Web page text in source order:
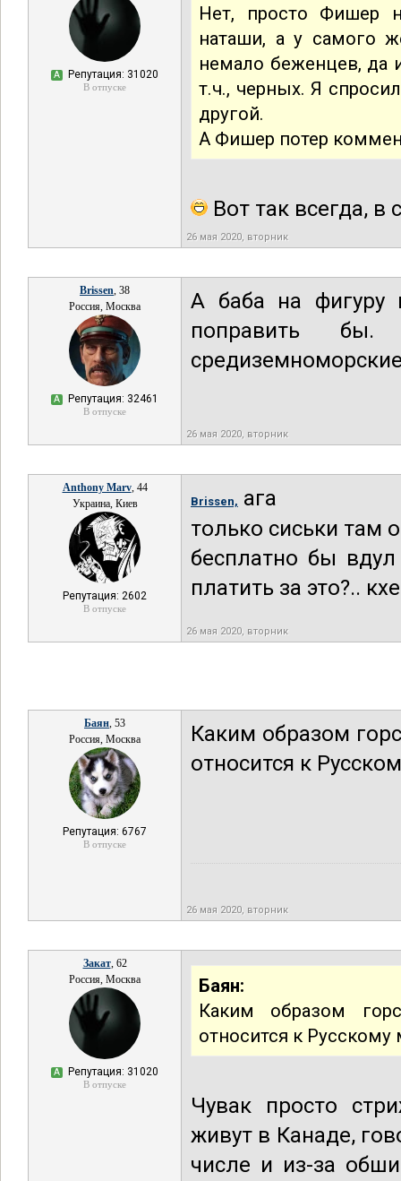
А Репутация: 31020
В отпуске
Нет, просто Фишер
наташи, а у самого
немало беженцев, да
т.ч., черных. Я
другой.
А Фишер потер
Вот так всегда,
26 мая 2020, вторник
Brissen, 38
Россия, Москва
А Репутация: 32461
В отпуске
А баба на фигуру
поправить
26 мая 2020, вторник
Anthony Marv, 44
Украина, Киев
Репутация: 2602
В отпуске
Brissen, ага
только сиськи там
бесплатно бы
платить за это?..
26 мая 2020, вторник
Баян, 53
Россия, Москва
Репутация: 6767
В отпуске
Каким образом
относится к
26 мая 2020, вторник
Закат, 62
Россия, Москва
А Репутация: 31020
В отпуске
Баян:
Каким образом
относится к Русскому
Чувак просто
живут в Канаде,
числе и из-за